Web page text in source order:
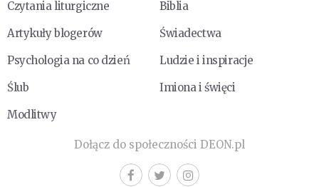
Czytania liturgiczne
Biblia
Artykuły blogerów
Świadectwa
Psychologia na co dzień
Ludzie i inspiracje
Ślub
Imiona i święci
Modlitwy
Dołącz do społeczności DEON.pl